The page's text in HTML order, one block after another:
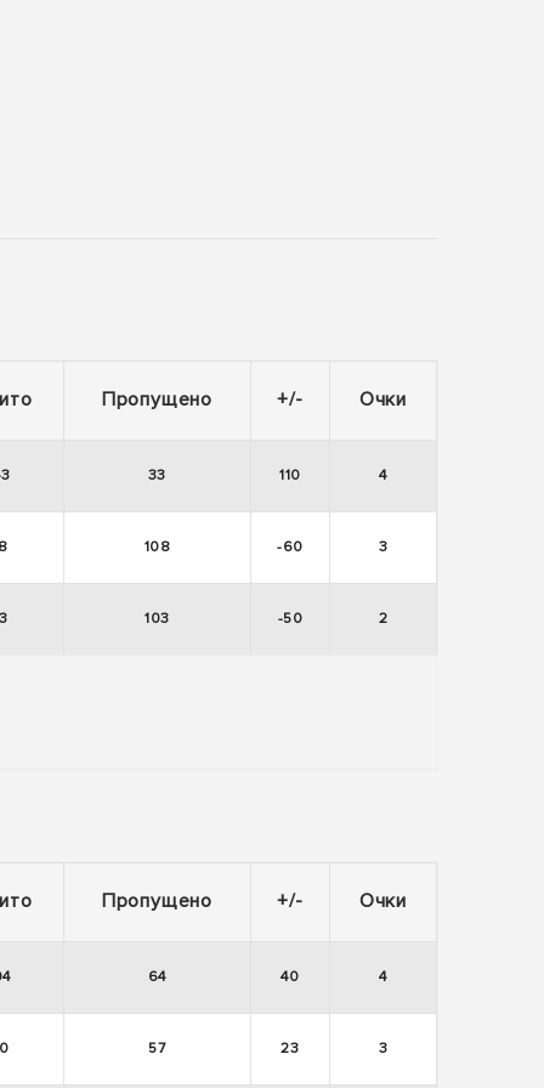
Пропущено +/- Очки
33 110 4
108 -60 3
103 -50 2
Пропущено +/- Очки
64 40 4
57 23 3